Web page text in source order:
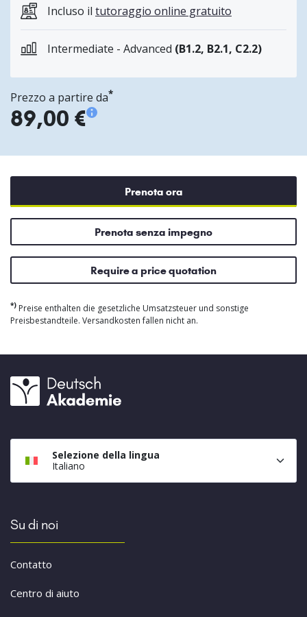
Incluso il tutoraggio online gratuito
Intermediate - Advanced (B1.2, B2.1, C2.2)
Prezzo a partire da*
89,00 €
Prenota ora
Prenota senza impegno
Require a price quotation
*) Preise enthalten die gesetzliche Umsatzsteuer und sonstige
Preisbestandteile. Versandkosten fallen nicht an.
Selezione della lingua
Italiano
Su di noi
Contatto
Centro di aiuto